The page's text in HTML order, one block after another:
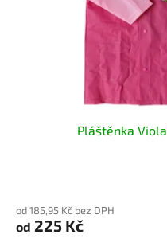
Pláštěnka
od 185,95 Kč bez DPH
od 225 Kč